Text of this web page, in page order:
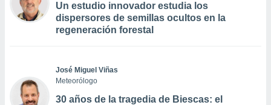
Un estudio innovador estudia los
dispersores de semillas ocultos en la
regeneración forestal
José Miguel Viñas
Meteorólogo
30 años de la tragedia de Biescas: el